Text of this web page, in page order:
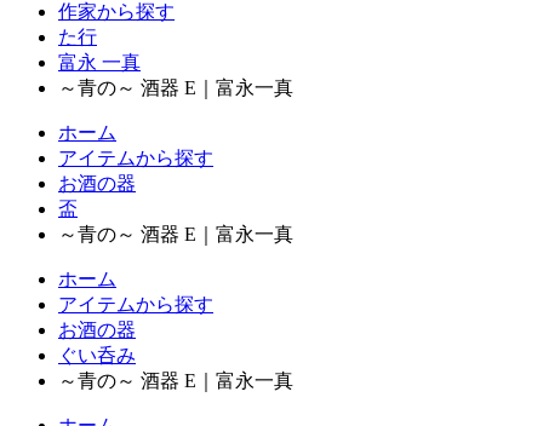
作家から探す
た行
富永 一真
～青の～ 酒器 E｜富永一真
ホーム
アイテムから探す
お酒の器
盃
～青の～ 酒器 E｜富永一真
ホーム
アイテムから探す
お酒の器
ぐい呑み
～青の～ 酒器 E｜富永一真